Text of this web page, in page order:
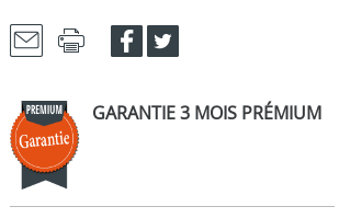
GARANTIE 3 MOIS PRÉMIUM